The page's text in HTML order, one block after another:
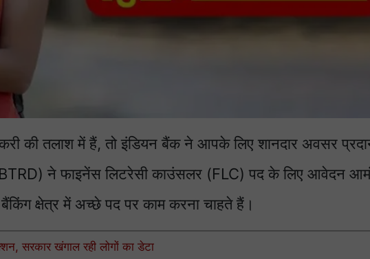
की तलाश में हैं, तो इंडियन बैंक ने आपके लिए शानदार अवसर
ने फाइनेंस लिटरेसी काउंसलर (FLC) पद के लिए आवेदन
क्षेत्र में अच्छे पद पर काम करना चाहते हैं।
सरकार खंगाल रही लोगों का डेटा